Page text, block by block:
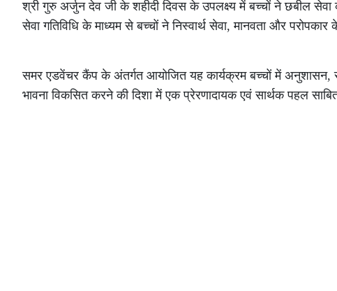
श्री गुरु अर्जुन देव जी के शहीदी दिवस के उपलक्ष्य में बच्चों ने छबील सेवा
सेवा गतिविधि के माध्यम से बच्चों ने निस्वार्थ सेवा, मानवता और
समर एडवेंचर कैंप के अंतर्गत आयोजित यह कार्यक्रम बच्चों में अनुशासन,
भावना विकसित करने की दिशा में एक प्रेरणादायक एवं सार्थक पहल